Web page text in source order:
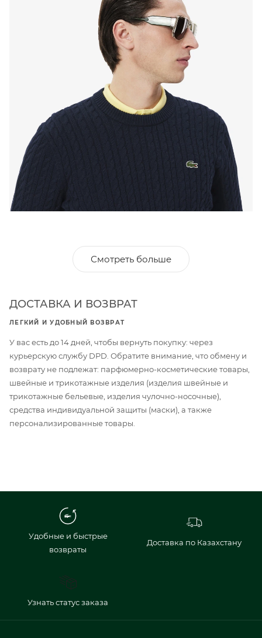
Смотреть больше
ДОСТАВКА И ВОЗВРАТ
ЛЕГКИЙ И УДОБНЫЙ ВОЗВРАТ
У вас есть до 14 дней, чтобы вернуть покупку: через
курьерскую службу DPD. Обратите внимание, что обмену и
возврату не подлежат: парфюмерно-косметические товары,
швейные и трикотажные изделия (изделия швейные и
трикотажные бельевые, изделия чулочно-носочные),
средства индивидуальной защиты (маски), а также
персонализированные товары.
Удобные и быстрые
возвраты
Доставка по Казахстану
Узнать статус заказа